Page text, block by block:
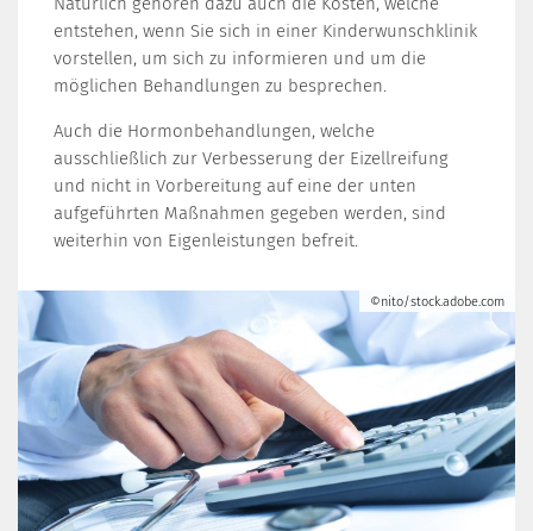
entstehen, wenn Sie sich in einer Kinderwunschklinik
vorstellen, um sich zu informieren und um die
möglichen Behandlungen zu besprechen.
Auch die Hormonbehandlungen, welche
ausschließlich zur Verbesserung der Eizellreifung
und nicht in Vorbereitung auf eine der unten
aufgeführten Maßnahmen gegeben werden, sind
weiterhin von Eigenleistungen befreit.
©nito/stock.adobe.com